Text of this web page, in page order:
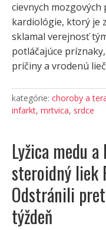
cievnych
kardiológie, ktorý je
sklamal verejnosť
potláčajúce
príčiny a vrodenú
kategórie: choroby a
infarkt, mrtvica, srdce
Lyžica medu
steroidný liek
Odstránili
týždeň